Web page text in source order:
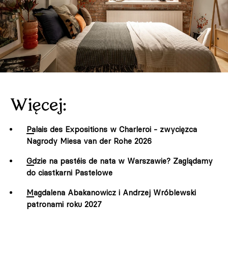
Więcej:
Palais des Expositions w Charleroi - zwycięzca
Nagrody Miesa van der Rohe 2026
Gdzie na pastéis de nata w Warszawie? Zaglądamy
do ciastkarni Pastelowe
Magdalena Abakanowicz i Andrzej Wróblewski
patronami roku 2027